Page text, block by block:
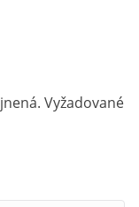
Vyžadované